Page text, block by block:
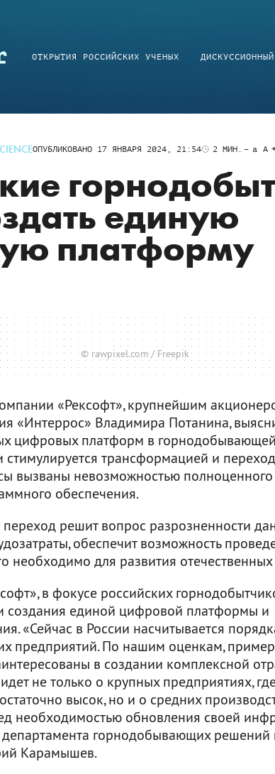
ОТКРЫТИЯ РОССИЙСКИХ УЧЕНЫХ
ОПУБЛИКОВАНО 17 ЯНВАРЯ 2024, 21:54 2 МИН. a A
единую
платформу
© rawpixel.com / Freepik
«Рексофт», крупнейшим
«Интеррос» Владимира Потанина,
цифровых платформ в горнодобывающей
трансформацией и
вызваны невозможностью
обеспечения.
решит вопрос разрозненности
обеспечит возможность
необходимо для развития
в фокусе российских
создания единой цифровой платформы и
«Сейчас в России насчитывается
предприятий. По нашим оценкам,
в создании комплексной
не только о крупных предприятиях,
высок, но и о средних
необходимостью обновления своей
департамента горнодобывающих решений
Карамышев.